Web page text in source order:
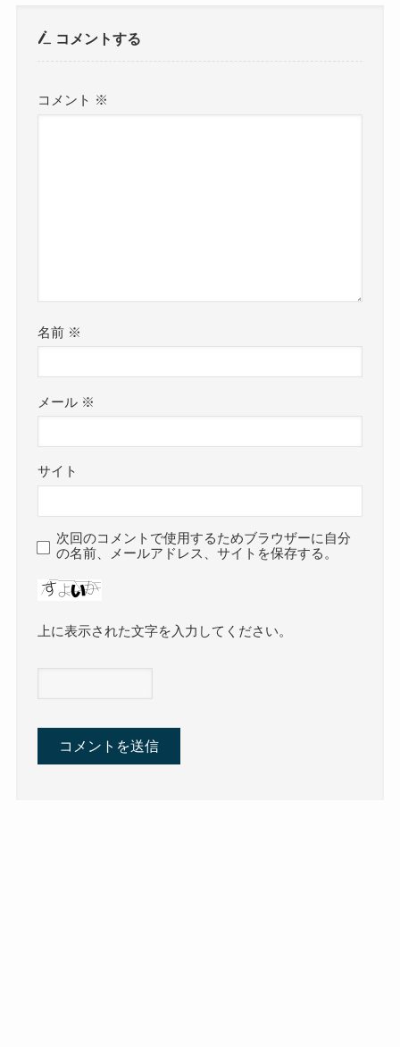
コメントする
コメント ※
名前 ※
メール ※
サイト
次回のコメントで使用するためブラウザーに自分
の名前、メールアドレス、サイトを保存する。
上に表示された文字を入力してください。